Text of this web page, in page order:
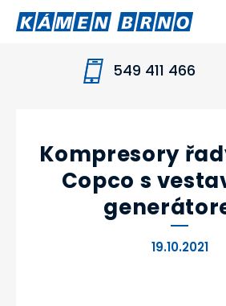
549 411 466
NOVINKY
ATLAS COPCO S VESTAVĚNÝM
Kompresory
Copco s
19.10.2021